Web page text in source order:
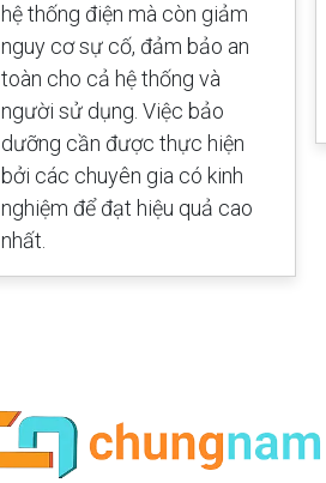
hệ thống điện mà còn giảm
nguy cơ sự cố, đảm bảo an
toàn cho cả hệ thống và
người sử dụng. Việc bảo
dưỡng cần được thực hiện
bởi các chuyên gia có kinh
nghiệm để đạt hiệu quả cao
nhất.